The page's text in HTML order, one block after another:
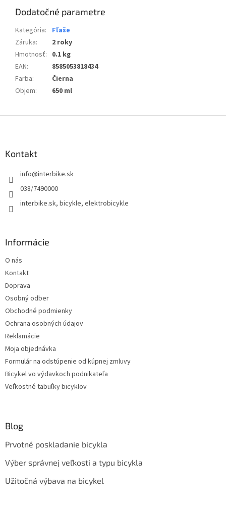
Dodatočné parametre
Kategória:
Fľaše
Záruka:
2 roky
Hmotnosť: 0.1 kg
EAN:
8585053818434
Farba:
Čierna
Objem: 650 ml
Kontakt
info@interbike.sk
038/7490000
interbike.sk, bicykle, elektrobicykle
Informácie
O nás
Kontakt
Doprava
Osobný odber
Obchodné podmienky
Ochrana osobných údajov
Reklamácie
Moja objednávka
Formulár na odstúpenie od kúpnej zmluvy
Bicykel vo výdavkoch podnikateľa
Veľkostné tabuľky bicyklov
Blog
Prvotné poskladanie bicykla
Výber správnej veľkosti a typu bicykla
Užitočná výbava na bicykel